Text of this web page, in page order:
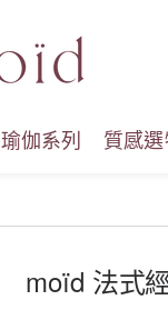
瑜伽系列 質感
moïd 法式